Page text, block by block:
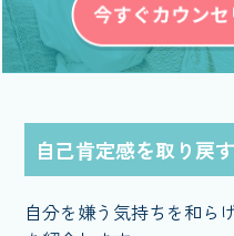
自己肯定感を取り戻
自分を嫌う気持ちを和ら